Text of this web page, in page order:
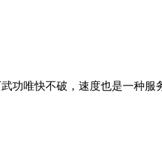
功唯快不破，速度也是一种服